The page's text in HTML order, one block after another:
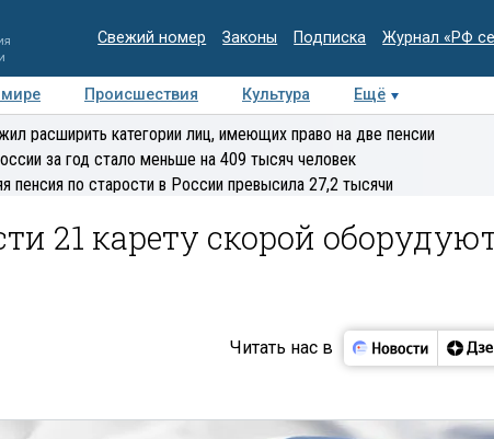
Свежий номер Законы Подписка Журнал «РФ
мире Происшествия Культура
Ещё
Медиацентр Интервью Колумнисты
расширить категории лиц, имеющих право на две пенсии
за год стало меньше на 409 тысяч человек
пенсия по старости в России превысила 27,2 тысячи
21 карету скорой
Читать нас в